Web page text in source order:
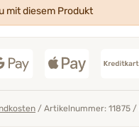
mit diesem Produkt
/ Artikelnummer: 11875 /